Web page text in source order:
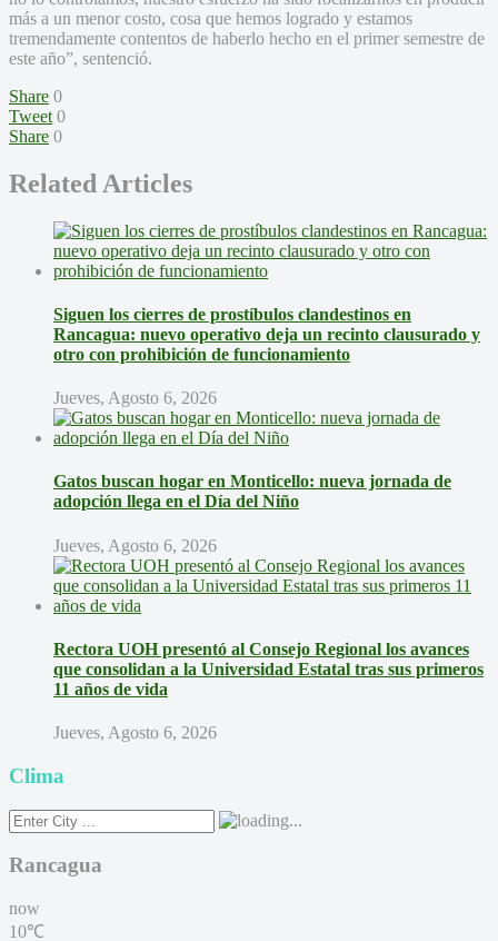
más a un menor costo, cosa que hemos logrado y estamos
tremendamente contentos de haberlo hecho en el primer semestre de
este año”, sentenció.
Share 0
Tweet 0
Share 0
Related Articles
Siguen los cierres de prostíbulos clandestinos en
Rancagua: nuevo operativo deja un recinto clausurado y
otro con prohibición de funcionamiento
Jueves, Agosto 6, 2026
Gatos buscan hogar en Monticello: nueva jornada de
adopción llega en el Día del Niño
Jueves, Agosto 6, 2026
Rectora UOH presentó al Consejo Regional los avances
que consolidan a la Universidad Estatal tras sus primeros
11 años de vida
Jueves, Agosto 6, 2026
Clima
Rancagua
now
10℃